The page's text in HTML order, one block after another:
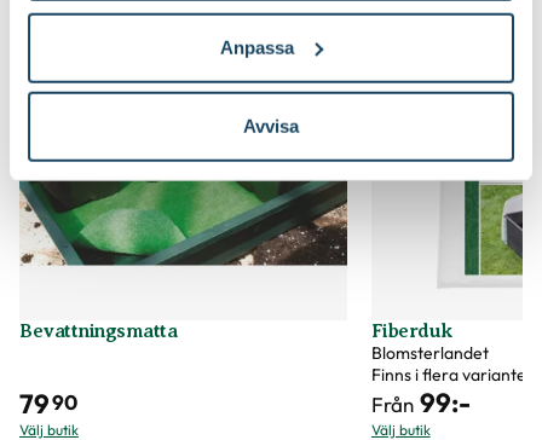
Anpassa
Avvisa
Bevattningsmatta
7990
Välj butik
Fiberduk
Blomsterlandet
Finns i flera varianter
Från 99:-
Välj butik